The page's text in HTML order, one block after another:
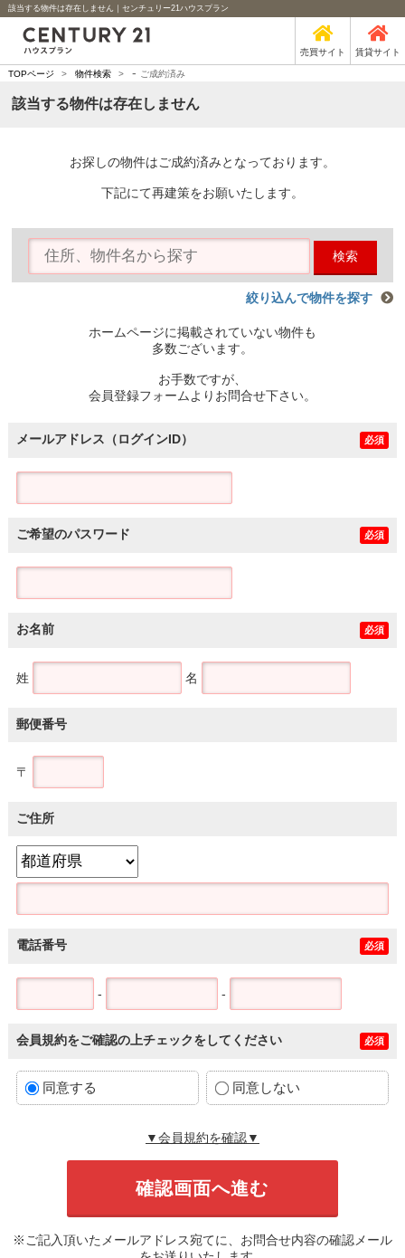
該当する物件は存在しません｜センチュリー21ハウスプラン
売買サイト 賃貸サイト
TOPページ > 物件検索 > - ご成約済み
該当する物件は存在しません
お探しの物件はご成約済みとなっております。
下記にて再建策をお願いたします。
検索
絞り込んで物件を探す
ホームページに掲載されていない物件も
多数ございます。
お手数ですが、
会員登録フォームよりお問合せ下さい。
メールアドレス（ログインID） 必須
ご希望のパスワード 必須
お名前 必須
姓 名
郵便番号
〒
ご住所
電話番号 必須
- -
会員規約をご確認の上チェックをしてください 必須
同意する 同意しない
▼会員規約を確認▼
※ご記入頂いたメールアドレス宛てに、お問合せ内容の確認メール